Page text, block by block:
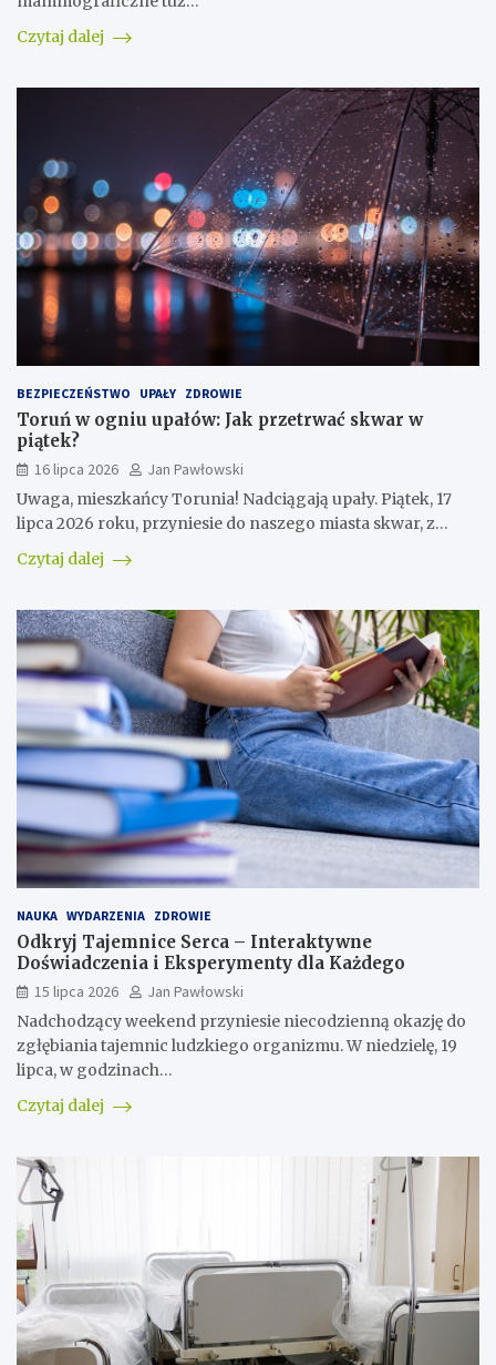
Czytaj dalej
BEZPIECZEŃSTWO UPAŁY ZDROWIE
Toruń w ogniu upałów: Jak przetrwać skwar w
piątek?
16 lipca 2026
Jan Pawłowski
Uwaga, mieszkańcy Torunia! Nadciągają upały. Piątek, 17
lipca 2026 roku, przyniesie do naszego miasta skwar, z…
Czytaj dalej
NAUKA WYDARZENIA ZDROWIE
Odkryj Tajemnice Serca – Interaktywne
Doświadczenia i Eksperymenty dla Każdego
15 lipca 2026
Jan Pawłowski
Nadchodzący weekend przyniesie niecodzienną okazję do
zgłębiania tajemnic ludzkiego organizmu. W niedzielę, 19
lipca, w godzinach…
Czytaj dalej